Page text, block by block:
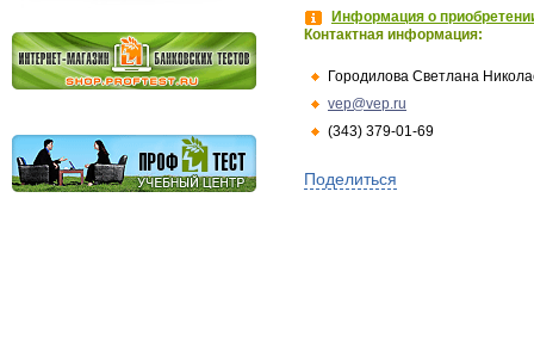
Информация о
Контактная информация:
Городилова Светлана
vep@vep.ru
(343) 379-01-69
Поделиться